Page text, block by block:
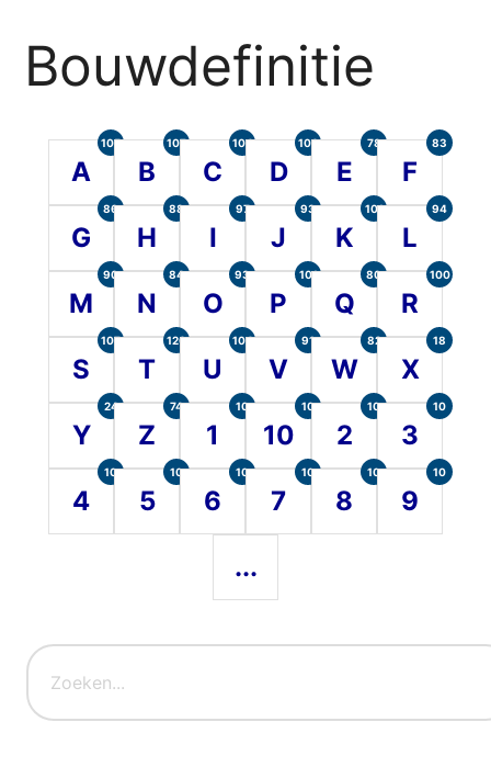
Bouwdefinitie
A
105
B
107
C
104
D
100
E
78
F
83
G
86
H
88
I
97
J
93
K
101
L
94
M
90
N
84
O
93
P
101
Q
80
R
100
S
107
T
120
U
104
V
91
W
82
X
18
Y
24
Z
74
1
10
10
10
2
10
3
10
4
10
5
10
6
10
7
10
8
10
9
10
...